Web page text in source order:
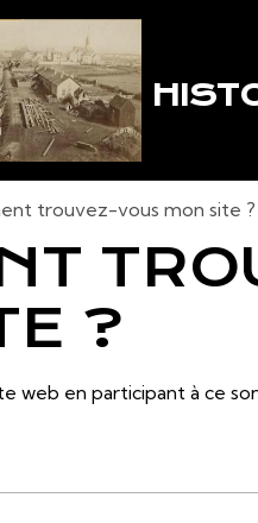
trouvez-vous mon site ?
?
web en participant à ce